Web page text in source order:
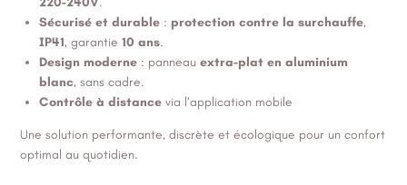
Sécurisé et durable : protection contre la surchauffe,
IP41, garantie10 ans.
Design moderne : panneauextra-plat en aluminium
blanc, sans cadre.
Contrôle à distance via l’application mobile
Une solution performante, discrète et écologique pour un confort
optimal au quotidien.